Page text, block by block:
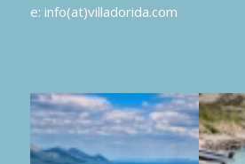
e: info(at)villadorida.com